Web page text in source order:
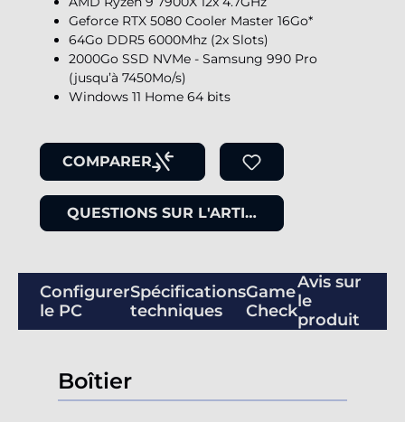
Geforce RTX 5080 Cooler Master 16Go*
64Go DDR5 6000Mhz (2x Slots)
2000Go SSD NVMe - Samsung 990 Pro
(jusqu’à 7450Mo/s)
Windows 11 Home 64 bits
COMPARER
QUESTIONS SUR L'ARTICLE
Configurer
le PC
Spécifications
techniques
Game
Check
Avis sur
le
produit
Boîtier